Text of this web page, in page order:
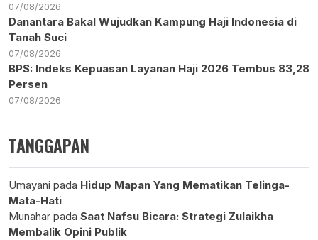
07/08/2026
Danantara Bakal Wujudkan Kampung Haji Indonesia di
Tanah Suci
07/08/2026
BPS: Indeks Kepuasan Layanan Haji 2026 Tembus 83,28
Persen
07/08/2026
TANGGAPAN
Umayani pada Hidup Mapan Yang Mematikan Telinga-
Mata-Hati
Munahar pada Saat Nafsu Bicara: Strategi Zulaikha
Membalik Opini Publik